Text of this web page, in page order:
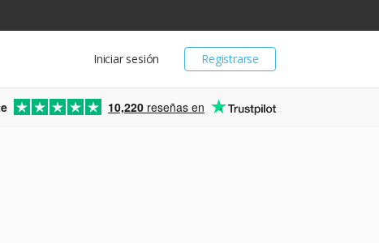
Registrarse
Iniciar sesión
10,220 reseñas en